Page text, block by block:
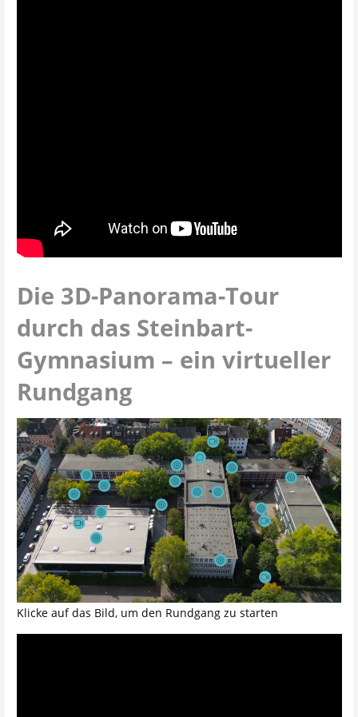
Die 3D-Panorama-Tour
durch das Steinbart-
Gymnasium – ein virtueller
Rundgang
Klicke auf das Bild, um den Rundgang zu starten